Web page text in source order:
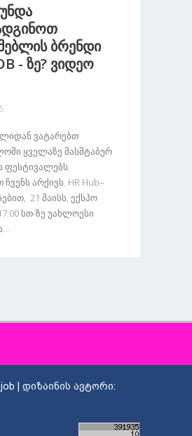
Ბრენდი
- Ზე? Ვიდეო
Ვატარებთ
Ყველაზე Მასშტაბურ
Ფესტივალებს.
Არქივს. HR Hub–
21 Მაისს, Ექსპო
Სთ-Ზე Უახლოესი
| დიზაინის ავტორი: